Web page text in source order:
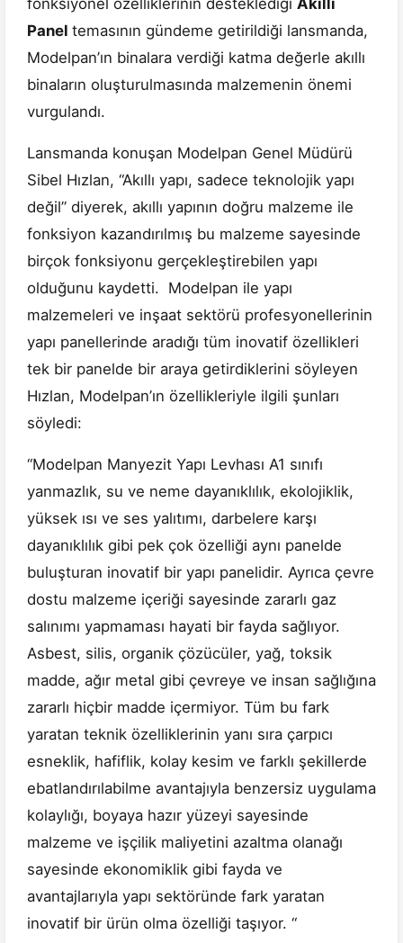
fonksiyonel özelliklerinin desteklediği Akıllı
Panel temasının gündeme getirildiği lansmanda,
Modelpan’ın binalara verdiği katma değerle akıllı
binaların oluşturulmasında malzemenin önemi
vurgulandı.
Lansmanda konuşan Modelpan Genel Müdürü
Sibel Hızlan, “Akıllı yapı, sadece teknolojik yapı
değil” diyerek, akıllı yapının doğru malzeme ile
fonksiyon kazandırılmış bu malzeme sayesinde
birçok fonksiyonu gerçekleştirebilen yapı
olduğunu kaydetti. Modelpan ile yapı
malzemeleri ve inşaat sektörü profesyonellerinin
yapı panellerinde aradığı tüm inovatif özellikleri
tek bir panelde bir araya getirdiklerini söyleyen
Hızlan, Modelpan’ın özellikleriyle ilgili şunları
söyledi:
“Modelpan Manyezit Yapı Levhası A1 sınıfı
yanmazlık, su ve neme dayanıklılık, ekolojiklik,
yüksek ısı ve ses yalıtımı, darbelere karşı
dayanıklılık gibi pek çok özelliği aynı panelde
buluşturan inovatif bir yapı panelidir. Ayrıca çevre
dostu malzeme içeriği sayesinde zararlı gaz
salınımı yapmaması hayati bir fayda sağlıyor.
Asbest, silis, organik çözücüler, yağ, toksik
madde, ağır metal gibi çevreye ve insan sağlığına
zararlı hiçbir madde içermiyor. Tüm bu fark
yaratan teknik özelliklerinin yanı sıra çarpıcı
esneklik, hafiflik, kolay kesim ve farklı şekillerde
ebatlandırılabilme avantajıyla benzersiz uygulama
kolaylığı, boyaya hazır yüzeyi sayesinde
malzeme ve işçilik maliyetini azaltma olanağı
sayesinde ekonomiklik gibi fayda ve
avantajlarıyla yapı sektöründe fark yaratan
inovatif bir ürün olma özelliği taşıyor. “